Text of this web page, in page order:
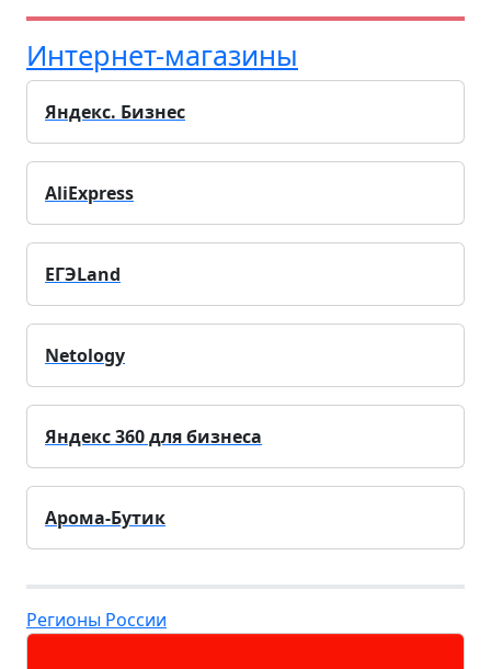
Интернет-магазины
Яндекс. Бизнес
AliExpress
ЕГЭLand
Netology
Яндекс 360 для бизнеса
Арома-Бутик
Регионы России